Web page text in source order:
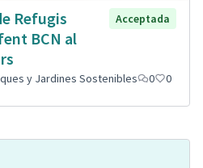
Refugis
BCN al
Acceptada
y Jardines Sostenibles 0 0